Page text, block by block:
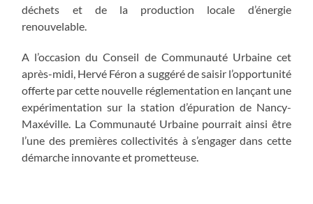
déchets et de la production locale d’énergie
renouvelable.
A l’occasion du Conseil de Communauté Urbaine cet
après-midi, Hervé Féron a suggéré de saisir l’opportunité
offerte par cette nouvelle réglementation en lançant une
expérimentation sur la station d’épuration de Nancy-
Maxéville. La Communauté Urbaine pourrait ainsi être
l’une des premières collectivités à s’engager dans cette
démarche innovante et prometteuse.